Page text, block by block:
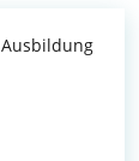
Ausbildung